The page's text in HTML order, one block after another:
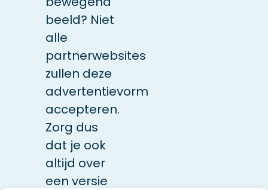
beeld? Niet
alle
partnerwebsites
zullen deze
advertentievorm
accepteren.
Zorg dus
dat je ook
altijd over
een versie